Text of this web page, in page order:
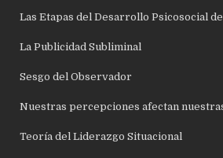
Las Etapas del Desarrollo Psicosocial
La Publicidad Subliminal
Sesgo del Observador
Nuestras percepciones afectan
Teoría del Liderazgo Situacional